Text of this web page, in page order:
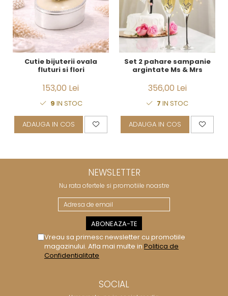
Cutie bijuterii ovala
fluturi si flori
153,00 Lei
9 IN STOC
ADAUGA IN COS
Set 2 pahare sampanie
argintate Ms & Mrs
356,00 Lei
7 IN STOC
ADAUGA IN COS
NEWSLETTER
Nu rata ofertele si promotiile noastre
Vreau sa primesc newsletter cu promotiile
magazinului. Afla mai multe in Politica de
Confidentialitate
SOCIAL